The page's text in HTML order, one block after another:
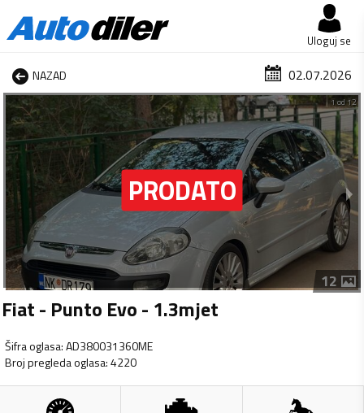
Uloguj se
NAZAD 02.07.2026
1 od 12
12
Fiat - Punto Evo - 1.3mjet
Šifra oglasa:AD380031360ME
Broj pregleda oglasa:4220